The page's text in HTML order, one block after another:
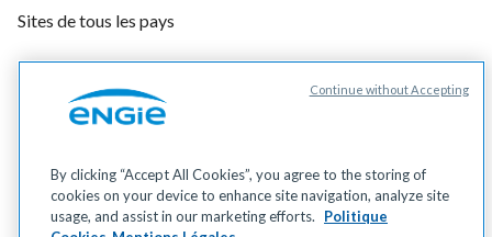
Sites de tous les pays
Gérer vos cookies
Données personnelles
Mentions légales
Accessibilité
By clicking “Accept All Cookies”, you agree to the storing of
cookies on your device to enhance site navigation, analyze site
usage, and assist in our marketing efforts.
Politique
Continue without Accepting